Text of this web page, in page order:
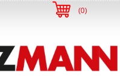
(0)